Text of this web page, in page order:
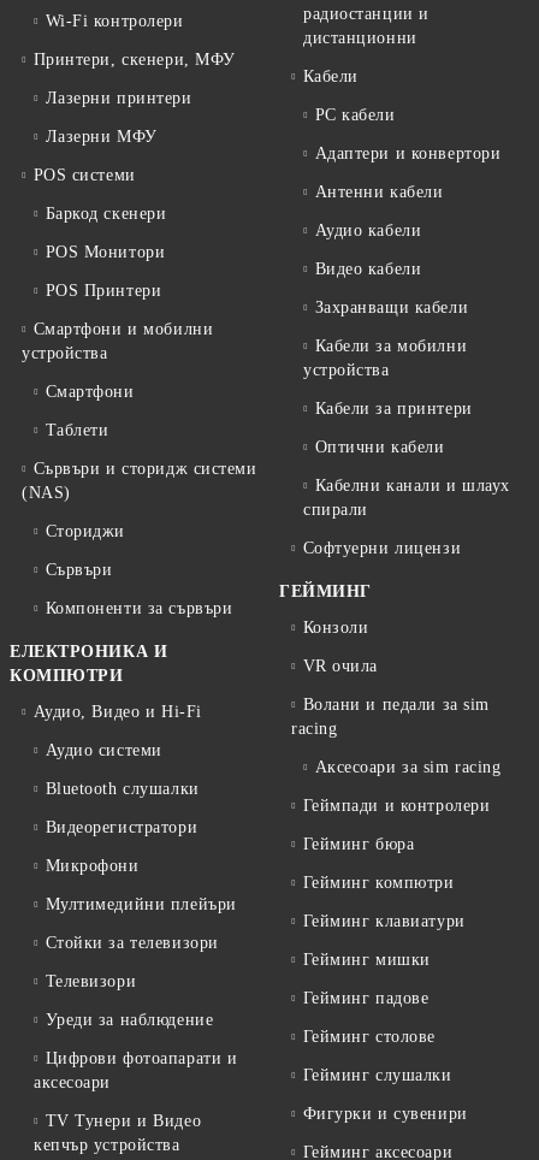
Wi-Fi контролери
Принтери, скенери, МФУ
Лазерни принтери
Лазерни МФУ
POS системи
Баркод скенери
POS Монитори
POS Принтери
Смартфони и мобилни
устройства
Смартфони
Таблети
Сървъри и сторидж системи
(NAS)
Сториджи
Сървъри
Компоненти за сървъри
ЕЛЕКТРОНИКА И
КОМПЮТРИ
Аудио, Видео и Hi-Fi
Аудио системи
Bluetooth слушалки
Видеорегистратори
Микрофони
Мултимедийни плейъри
Стойки за телевизори
Телевизори
Уреди за наблюдение
Цифрови фотоапарати и
аксесоари
TV Тунери и Видео
кепчър устройства
радиостанции и
дистанционни
Кабели
PC кабели
Адаптери и конвертори
Антенни кабели
Аудио кабели
Видео кабели
Захранващи кабели
Кабели за мобилни
устройства
Кабели за принтери
Оптични кабели
Кабелни канали и шлаух
спирали
Софтуерни лицензи
ГЕЙМИНГ
Конзоли
VR очила
Волани и педали за sim
racing
Аксесоари за sim racing
Геймпади и контролери
Гейминг бюра
Гейминг компютри
Гейминг клавиатури
Гейминг мишки
Гейминг падове
Гейминг столове
Гейминг слушалки
Фигурки и сувенири
Гейминг аксесоари